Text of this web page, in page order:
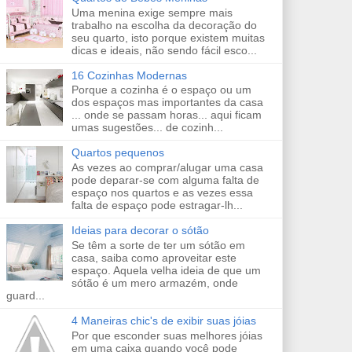
Uma menina exige sempre mais
trabalho na escolha da decoração do
seu quarto, isto porque existem muitas
dicas e ideais, não sendo fácil esco...
16 Cozinhas Modernas
Porque a cozinha é o espaço ou um
dos espaços mas importantes da casa
... onde se passam horas... aqui ficam
umas sugestões... de cozinh...
Quartos pequenos
As vezes ao comprar/alugar uma casa
pode deparar-se com alguma falta de
espaço nos quartos e as vezes essa
falta de espaço pode estragar-lh...
Ideias para decorar o sótão
Se têm a sorte de ter um sótão em
casa, saiba como aproveitar este
espaço. Aquela velha ideia de que um
sótão é um mero armazém, onde
guard...
4 Maneiras chic's de exibir suas jóias
Por que esconder suas melhores jóias
em uma caixa quando você pode